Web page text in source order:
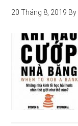
20 Tháng 8, 2019 By